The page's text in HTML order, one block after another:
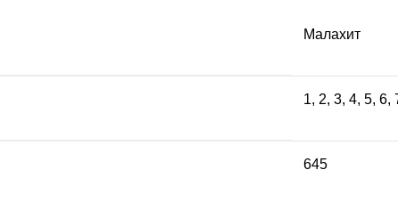
Малахит
1, 2, 3, 4, 5, 6,
645